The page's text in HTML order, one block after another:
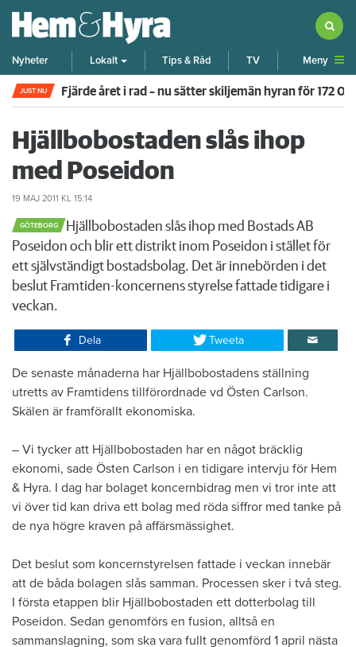
Nyheter Lokalt Tips & Råd TV Meny
JUST NU Fjärde året i rad – nu sätter skiljemän hyran för 172
Hjällbobostaden slås ihop
med Poseidon
19 MAJ 2011 KL 15:14
GÖTEBORG
​​Hjällbobostaden slås ihop med Bostads AB
Poseidon och blir ett distrikt inom Poseidon i stället för
ett självständigt bostadsbolag. Det är innebörden i det
beslut Framtiden-koncernens styrelse fattade tidigare i
veckan.
Dela Tweeta
De senaste månaderna har Hjällbobostadens ställning
utretts av Framtidens tillförordnade vd Östen Carlson.
Skälen är framförallt ekonomiska.
– Vi tycker att Hjällbobostaden har en något bräcklig
ekonomi, sade Östen Carlson i en tidigare intervju för Hem
& Hyra. I dag har bolaget koncernbidrag men vi tror inte att
vi över tid kan driva ett bolag med röda siffror med tanke på
de nya högre kraven på affärsmässighet.
Det beslut som koncernstyrelsen fattade i veckan innebär
att de båda bolagen slås samman. Processen sker i två steg.
I första etappen blir Hjällbobostaden ett dotterbolag till
Poseidon. Sedan genomförs en fusion, alltså en
sammanslagning, som ska vara fullt genomförd 1 april nästa